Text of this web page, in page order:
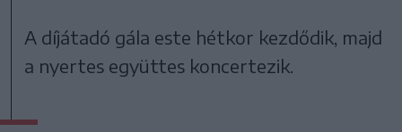
A díjátadó gála este hétkor kezdődik, majd
a nyertes együttes koncertezik.